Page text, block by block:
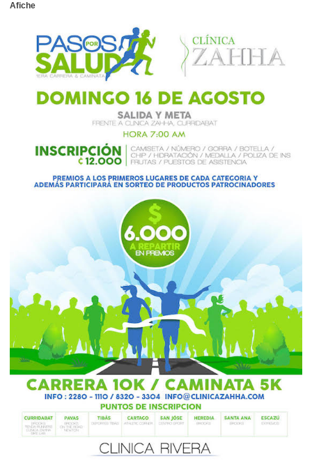
Afiche